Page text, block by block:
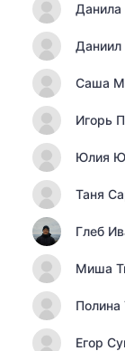
Данила
Саша
Игорь
Юлия
Таня
Глеб
Миша
Полина
Егор